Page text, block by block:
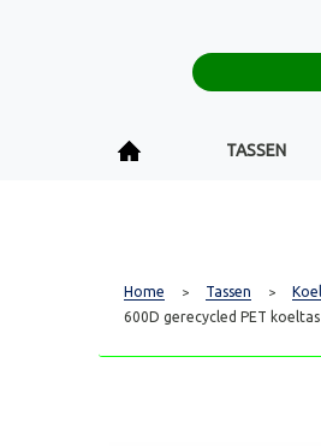
TASSEN
Home > Tassen >
600D gerecycled PET